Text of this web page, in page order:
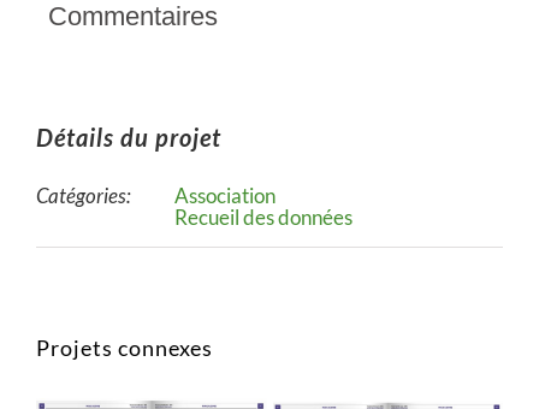
Commentaires
Détails du projet
Catégories:
Association
Recueil des données
Projets connexes